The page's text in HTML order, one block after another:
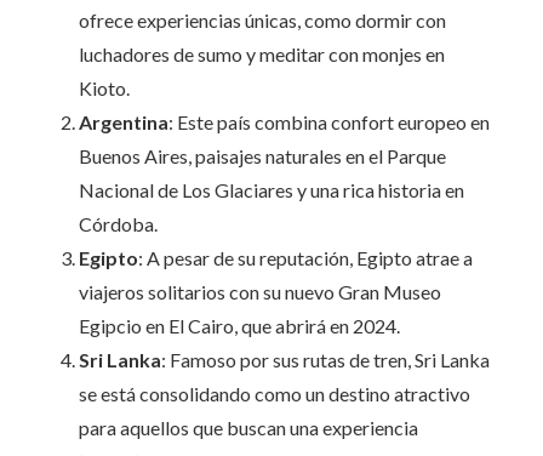
ofrece experiencias únicas, como dormir con
luchadores de sumo y meditar con monjes en
Kioto.
Argentina: Este país combina confort europeo en
Buenos Aires, paisajes naturales en el Parque
Nacional de Los Glaciares y una rica historia en
Córdoba.
Egipto: A pesar de su reputación, Egipto atrae a
viajeros solitarios con su nuevo Gran Museo
Egipcio en El Cairo, que abrirá en 2024.
Sri Lanka: Famoso por sus rutas de tren, Sri Lanka
se está consolidando como un destino atractivo
para aquellos que buscan una experiencia